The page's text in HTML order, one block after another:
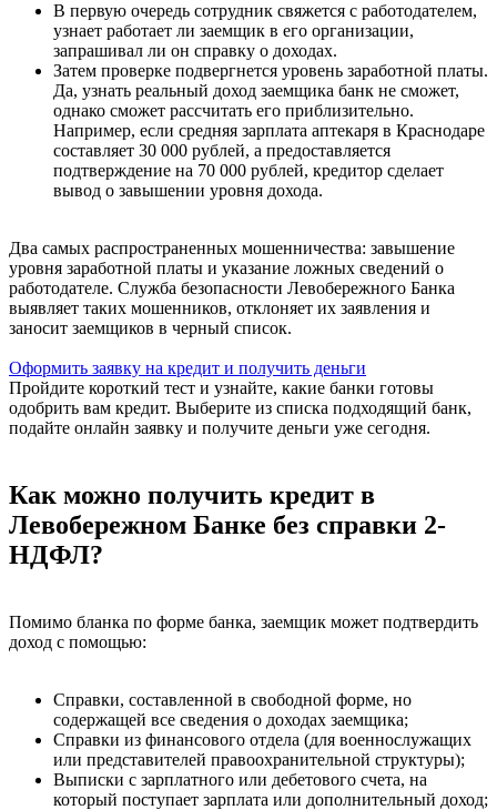
В первую очередь сотрудник свяжется с работодателем,
узнает работает ли заемщик в его организации,
запрашивал ли он справку о доходах.
Затем проверке подвергнется уровень заработной платы.
Да, узнать реальный доход заемщика банк не сможет,
однако сможет рассчитать его приблизительно.
Например, если средняя зарплата аптекаря в Краснодаре
составляет 30 000 рублей, а предоставляется
подтверждение на 70 000 рублей, кредитор сделает
вывод о завышении уровня дохода.
Два самых распространенных мошенничества: завышение
уровня заработной платы и указание ложных сведений о
работодателе. Служба безопасности Левобережного Банка
выявляет таких мошенников, отклоняет их заявления и
заносит заемщиков в черный список.
Оформить заявку на кредит и получить деньги
Пройдите короткий тест и узнайте, какие банки готовы
одобрить вам кредит. Выберите из списка подходящий банк,
подайте онлайн заявку и получите деньги уже сегодня.
Как можно получить кредит в
Левобережном Банке без справки 2-
НДФЛ?
Помимо бланка по форме банка, заемщик может подтвердить
доход с помощью:
Справки, составленной в свободной форме, но
содержащей все сведения о доходах заемщика;
Справки из финансового отдела (для военнослужащих
или представителей правоохранительной структуры);
Выписки с зарплатного или дебетового счета, на
который поступает зарплата или дополнительный доход;